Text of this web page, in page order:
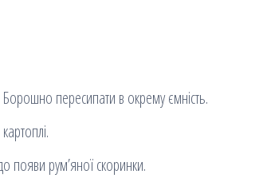
Борошно пересипати в окрему ємність.
появи рум’яної скоринки.